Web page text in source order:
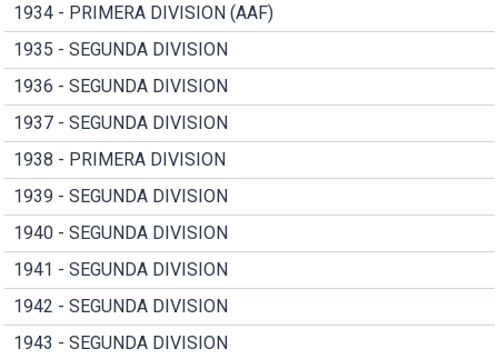
1934 - PRIMERA DIVISION (AAF)
1935 - SEGUNDA DIVISION
1936 - SEGUNDA DIVISION
1937 - SEGUNDA DIVISION
1938 - PRIMERA DIVISION
1939 - SEGUNDA DIVISION
1940 - SEGUNDA DIVISION
1941 - SEGUNDA DIVISION
1942 - SEGUNDA DIVISION
1943 - SEGUNDA DIVISION